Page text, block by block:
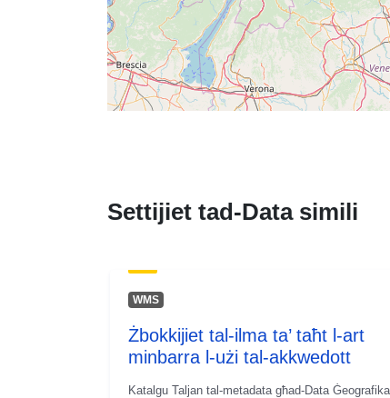
Settijiet tad-Data simili
WMS
Żbokkijiet tal-ilma ta’ taħt l-art
minbarra l-użi tal-akkwedott
Katalgu Taljan tal-metadata għad-Data Ġeografika